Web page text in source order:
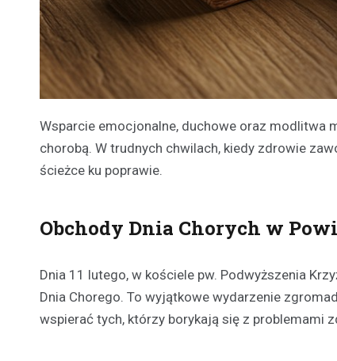
Wsparcie emocjonalne, duchowe oraz modlitwa
chorobą. W trudnych chwilach, kiedy zdrowie
ścieżce ku poprawie.
Obchody Dnia Chorych w
Dnia 11 lutego, w kościele pw. Podwyższenia
Dnia Chorego. To wyjątkowe wydarzenie
wspierać tych, którzy borykają się z problemami